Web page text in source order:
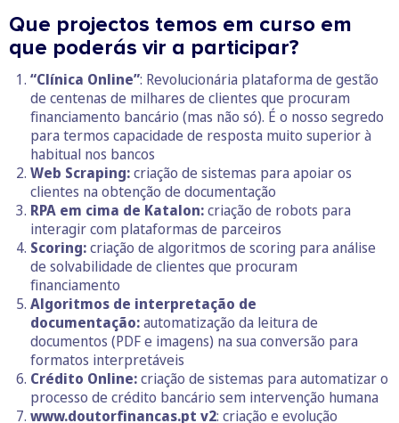
Que projectos temos em curso em
que poderás vir a participar?
“Clínica Online”: Revolucionária plataforma de gestão
de centenas de milhares de clientes que procuram
financiamento bancário (mas não só). É o nosso segredo
para termos capacidade de resposta muito superior à
habitual nos bancos
Web Scraping:criação de sistemas para apoiar os
clientes na obtenção de documentação
RPA em cima de Katalon:criação de robots para
interagir com plataformas de parceiros
Scoring:criação de algoritmos de scoring para análise
de solvabilidade de clientes que procuram
financiamento
Algoritmos de interpretação de
documentação:automatização da leitura de
documentos (PDF e imagens) na sua conversão para
formatos interpretáveis
Crédito Online:criação de sistemas para automatizar o
processo de crédito bancário sem intervenção humana
www.doutorfinancas.pt v2: criação e evolução